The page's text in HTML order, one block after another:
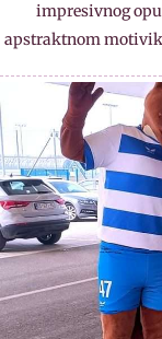
impresivnog
apstraktnom